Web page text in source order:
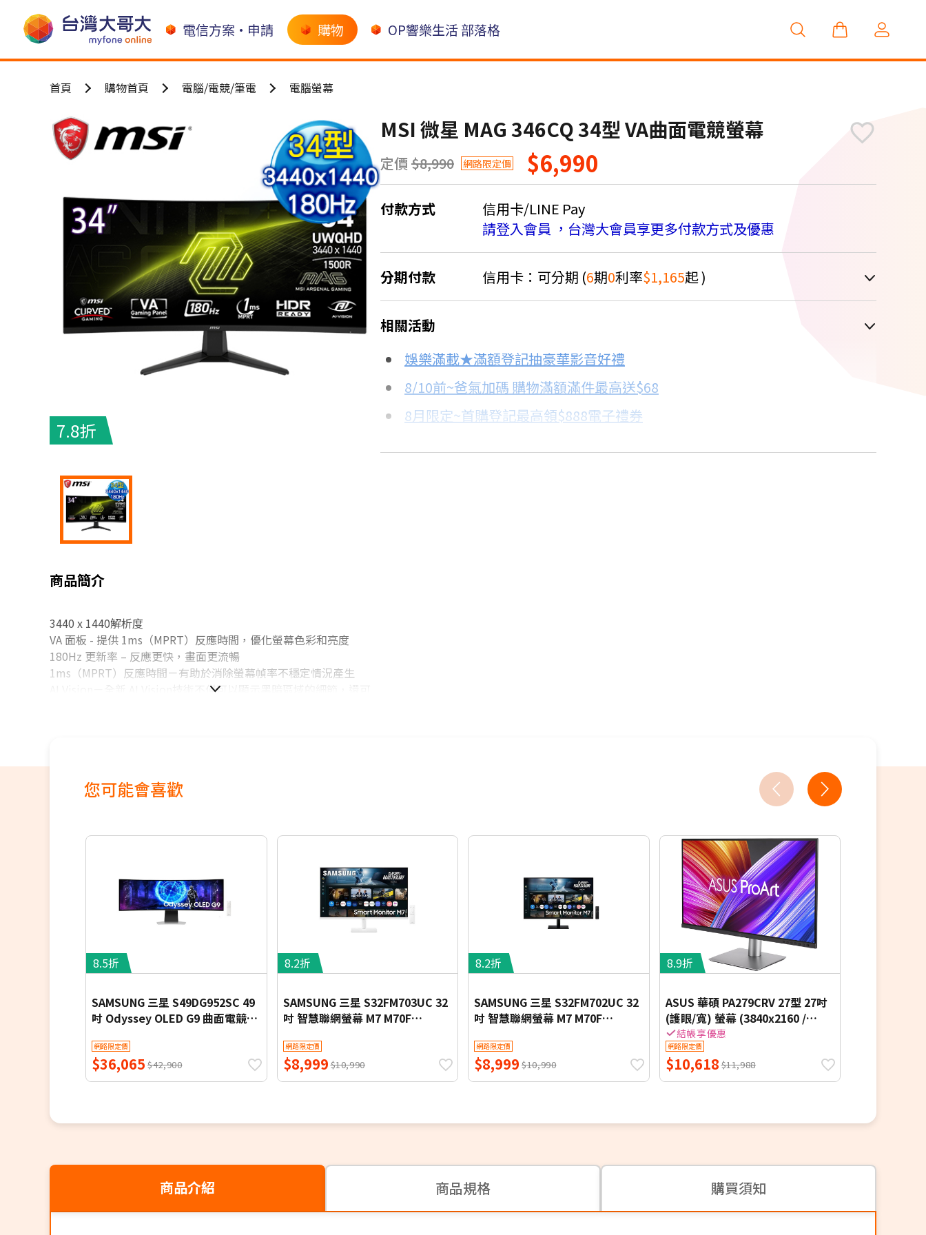
電信方案•申請 購物 OP響樂生活 部落格
首頁 購物首頁 電腦/電競/筆電 電腦螢幕
7.8折
商品簡介
3440 x 1440解析度
VA 面板 - 提供 1ms（MPRT）反應時間，優化螢幕色彩和亮度
180Hz 更新率 – 反應更快，畫面更流暢
1ms（MPRT）反應時間－有助於消除螢幕幀率不穩定情況產生
AI Vision－全新 AI Vision技術不僅可以顯示黑暗區域的細節，還可
MSI 微星 MAG 346CQ 34型 VA曲面電競螢幕
定價 $8,990 網路限定價 $6,990
付款方式
信用卡/LINE Pay
請登入會員 ，台灣大會員享更多付款方式及優惠
分期付款 信用卡：可分期 (6期0利率$1,165起 )
＊實際可分期數、適用利率，請以購物車顯示為主
信用卡分期
分期數
3期 0利率
每期金額
$2,330
配合銀行/業者
18家銀行/業者
相關活動
娛樂滿載★滿額登記抽豪華影音好禮
8/10前~爸氣加碼 購物滿額滿件最高送$68
8月限定~首購登記最高領$888電子禮券
您可能會喜歡
8.5折
SAMSUNG 三星 S49DG952SC 49
吋 Odyssey OLED G9 曲面電競顯
網路限定價
$36,065 $42,900
8.2折
SAMSUNG 三星 S32FM703UC 32
吋 智慧聯網螢幕 M7 M70F
網路限定價
$8,999$10,990
8.2折
SAMSUNG 三星 S32FM702UC 32
吋 智慧聯網螢幕 M7 M70F
網路限定價
$8,999 $10,990
8.9折
ASUS 華碩 PA279CRV 27型 27吋
(護眼/寬) 螢幕 (3840x2160 /
DPx2+HDMIx2+USB Type-C / 喇
叭 2Wx2)
結帳享優惠
網路限定價
$10,618$11,988
商品介紹 商品規格 購買須知